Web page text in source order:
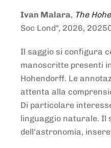
Ivan Malara, The
Soc Lond", 2026,
Il saggio si configura
manoscritte presenti
Hohendorff. Le
attenta alla
Di particolare
linguaggio naturale. Il
dell'astronomia,